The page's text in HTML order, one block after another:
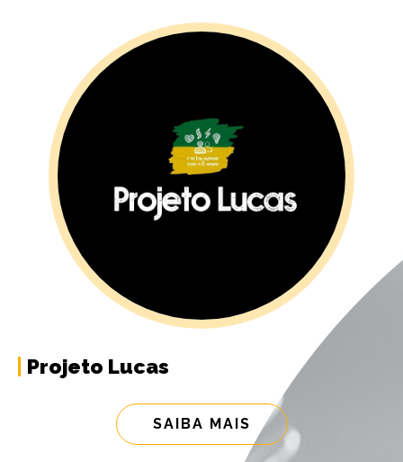
Projeto Lucas
SAIBA MAIS